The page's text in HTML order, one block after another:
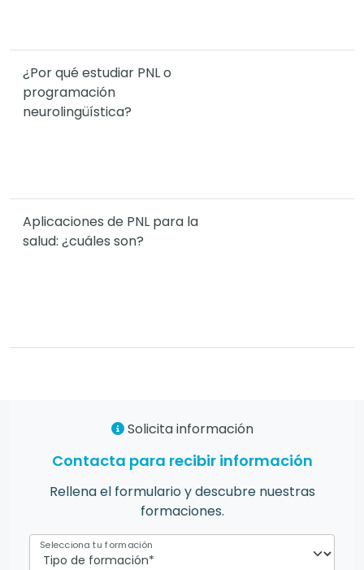
¿Por qué estudiar PNL o
programación
neurolingüística?
Aplicaciones de PNL para la
salud: ¿cuáles son?
Solicita información
Contacta para recibir información
Rellena el formulario y descubre nuestras
formaciones.
Selecciona tu formación